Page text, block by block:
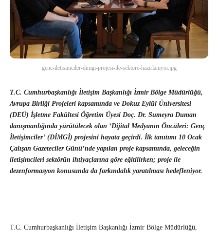
genc-iletisimciler-dimgi-projesi-ile-sektore-hazirlaniyor.jpg
T.C. Cumhurbaşkanlığı İletişim Başkanlığı İzmir Bölge Müdürlüğü,
Avrupa Birliği Projeleri kapsamında ve Dokuz Eylül Üniversitesi
(DEÜ) İşletme Fakültesi Öğretim Üyesi Doç. Dr. Sumeyra Duman
danışmanlığında yürütülecek olan ‘Dijital Medyanın Öncüleri: Genç
İletişimciler’ (DİMGİ) projesini hayata geçirdi. İlk tanıtımı 10 Ocak
Çalışan Gazeteciler Günü’nde yapılan proje kapsamında, geleceğin
iletişimcileri sektörün ihtiyaçlarına göre eğitilirken; proje ile
dezenformasyon konusunda da farkındalık yaratılması hedefleniyor.
T.C. Cumhurbaşkanlığı İletişim Başkanlığı İzmir Bölge Müdürlüğü,